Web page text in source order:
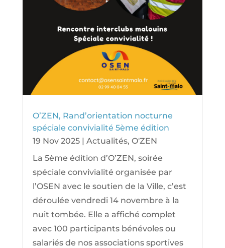
O’ZEN, Rand’orientation nocturne
spéciale convivialité 5ème édition
19 Nov 2025| Actualités, O'ZEN
La 5ème édition d’O’ZEN, soirée
spéciale convivialité organisée par
l’OSEN avec le soutien de la Ville, c’est
déroulée vendredi 14 novembre à la
nuit tombée. Elle a affiché complet
avec 100 participants bénévoles ou
salariés de nos associations sportives